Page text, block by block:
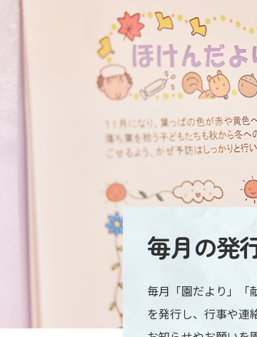
毎月の発
毎月「園だより」「
を発行し、行事や連